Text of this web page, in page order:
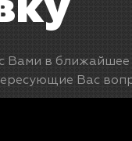
Вами в ближайшее
Вас